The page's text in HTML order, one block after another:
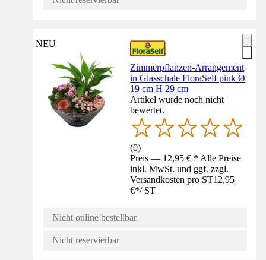
NEU
Zimmerpflanzen-Arrangement
in Glasschale FloraSelf pink Ø
19 cm H 29 cm
Artikel wurde noch nicht
bewertet.
(0)
Preis — 12,95 € * Alle Preise
inkl. MwSt. und ggf. zzgl.
Versandkosten pro ST12,95
€*/ ST
Nicht online bestellbar
Nicht reservierbar